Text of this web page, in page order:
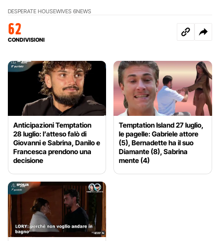
DESPERATE HOUSEWIVES 6NEWS
62
CONDIVISIONI
Anticipazioni Temptation
28 luglio: l’atteso falò di
Giovanni e Sabrina, Danilo e
Francesca prendono una
decisione
Temptation Island 27 luglio,
le pagelle: Gabriele attore
(5), Bernadette ha il suo
Diamante (8), Sabrina
mente (4)